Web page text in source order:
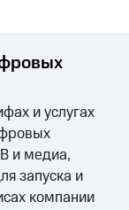
и услугах
и медиа,
запуска и
компании